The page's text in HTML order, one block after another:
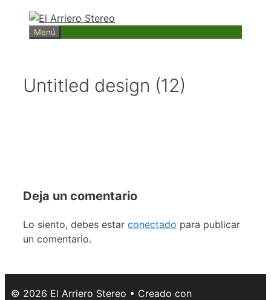
Saltar
contenido
Menú
Untitled design (12)
Deja un comentario
Lo siento, debes estar conectado para publicar
un comentario.
© 2026 El Arriero Stereo • Creado con